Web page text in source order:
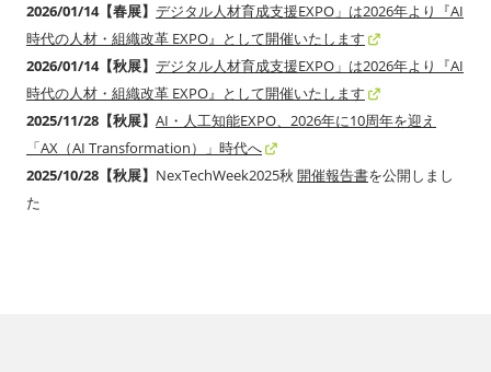
2026/01/14【春展】 デジタル人材育成支援EXPO」は2026年より『AI
時代の人材・組織改革 EXPO』として開催いたします
2026/01/14【秋展】 デジタル人材育成支援EXPO」は2026年より『AI
時代の人材・組織改革 EXPO』として開催いたします
2025/11/28【秋展】 AI・人工知能EXPO、2026年に10周年を迎え
「AX（AI Transformation）」時代へ
2025/10/28【秋展】 NexTechWeek2025秋 開催報告書を公開しまし
た